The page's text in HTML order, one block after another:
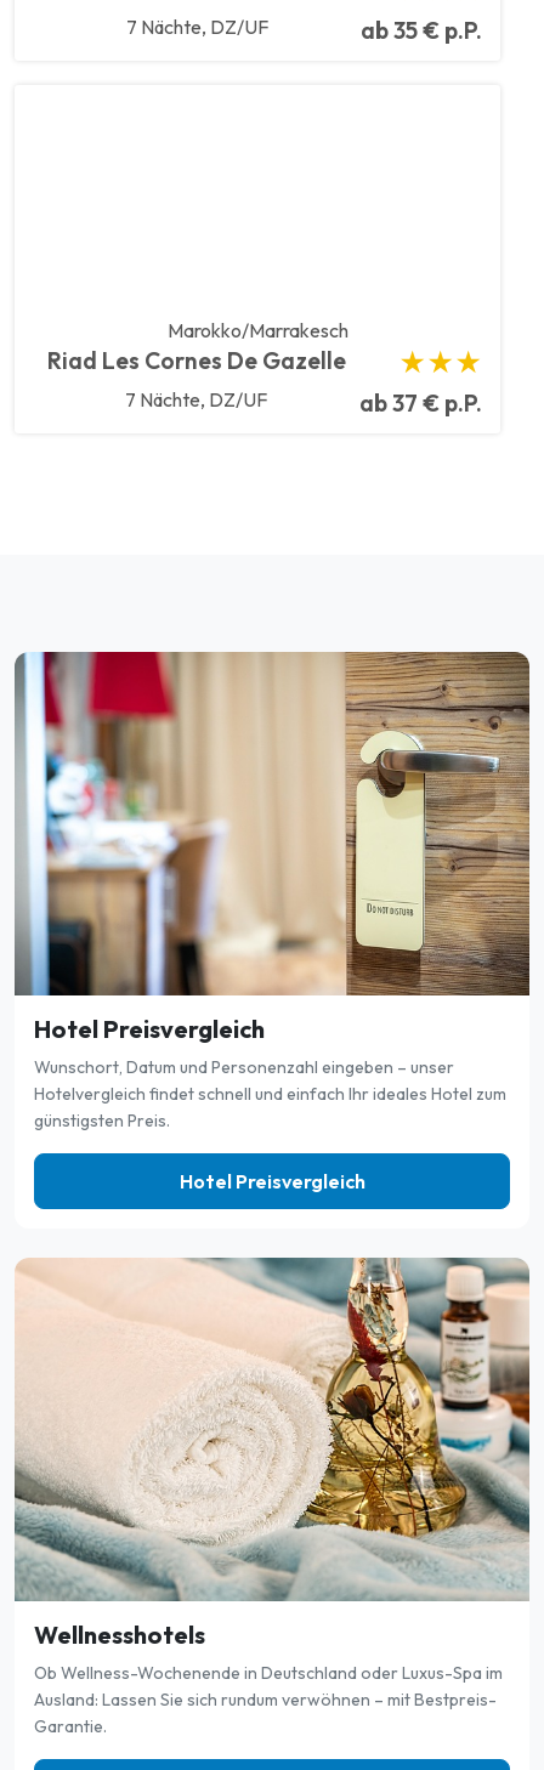
7 Nächte, DZ/UF ab 35 € p.P.
Marokko/Marrakesch
Riad Les Cornes De Gazelle ★★★
7 Nächte, DZ/UF ab 37 € p.P.
Hotel Preisvergleich
Wunschort, Datum und Personenzahl eingeben – unser
Hotelvergleich findet schnell und einfach Ihr ideales Hotel zum
günstigsten Preis.
Hotel Preisvergleich
Wellnesshotels
Ob Wellness-Wochenende in Deutschland oder Luxus-Spa im
Ausland: Lassen Sie sich rundum verwöhnen – mit Bestpreis-
Garantie.